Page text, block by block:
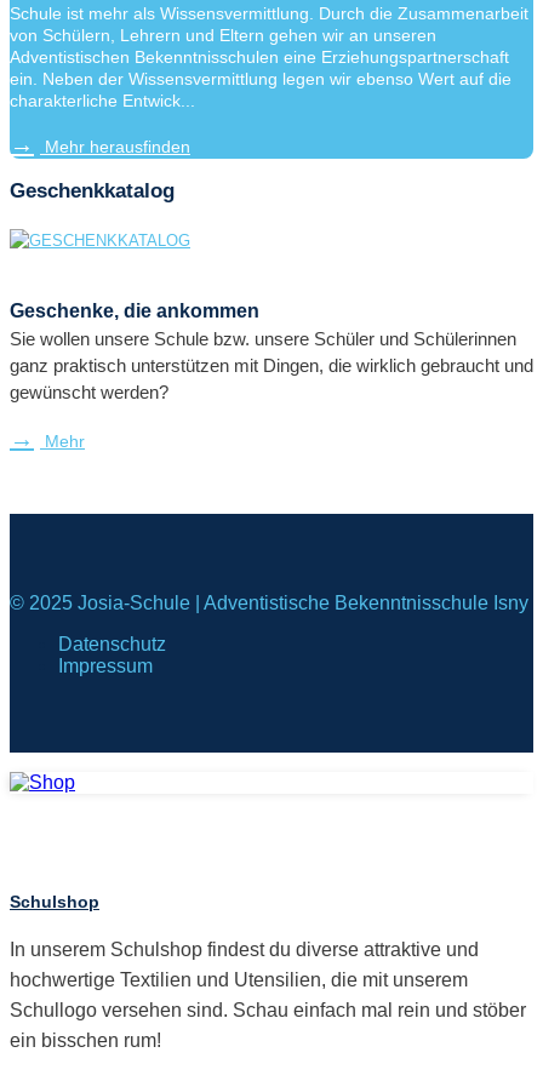
Schule ist mehr als Wissensvermittlung. Durch die Zusammenarbeit
von Schülern, Lehrern und Eltern gehen wir an unseren
Adventistischen Bekenntnisschulen eine Erziehungspartnerschaft
ein. Neben der Wissensvermittlung legen wir ebenso Wert auf die
charakterliche Entwick...
Mehr herausfinden
Geschenkkatalog
Geschenke, die ankommen
Sie wollen unsere Schule bzw. unsere Schüler und Schülerinnen
ganz praktisch unterstützen mit Dingen, die wirklich gebraucht und
gewünscht werden?
Mehr
© 2025 Josia-Schule | Adventistische Bekenntnisschule Isny
Datenschutz
Impressum
Schulshop
In unserem Schulshop findest du diverse attraktive und
hochwertige Textilien und Utensilien, die mit unserem
Schullogo versehen sind. Schau einfach mal rein und stöber
ein bisschen rum!